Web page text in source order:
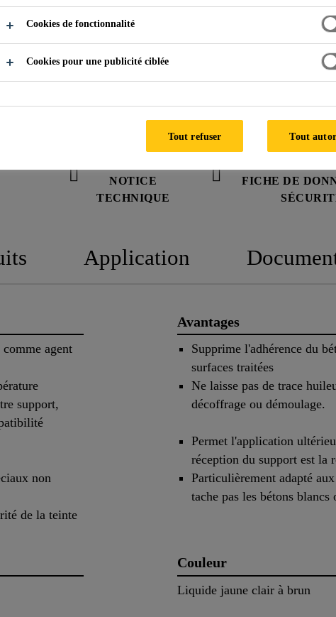
Ne laisse pas de trace huileuse sur le béton après
Permet l'application ultérieure d'enduits ou
NOTICE
TECHNIQUE
FICHE DE
Application
agent
support,
non
de la teinte
Avantages
Supprime l'adhérence du
surfaces traitées
Ne laisse pas de trace
décoffrage ou démoulage.
Permet l'application
réception du support est la
Particulièrement adapté
tache pas les bétons blancs
Couleur
Liquide jaune clair à brun
Cookies de fonctionnalité
Cookies pour une publicité ciblée
Tout refuser Tout